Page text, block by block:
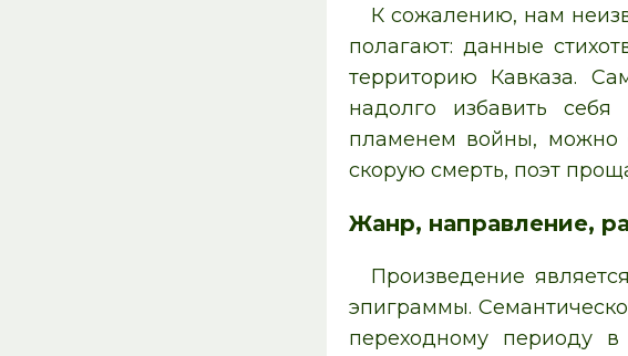
К сожалению, нам
полагают: данные
территорию Кавказа.
надолго избавить
пламенем войны, можно
скорую смерть, поэт
Жанр, направление,
Произведение
эпиграммы.
переходному периоду